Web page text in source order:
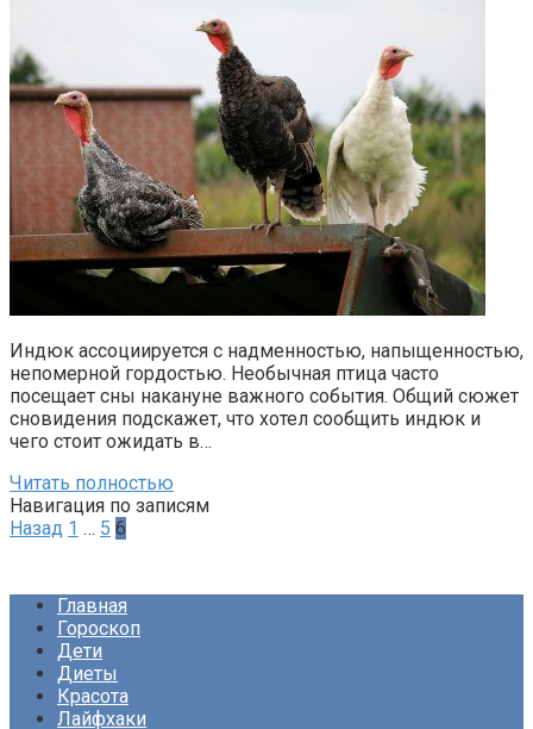
Индюк ассоциируется с надменностью, напыщенностью,
непомерной гордостью. Необычная птица часто
посещает сны накануне важного события. Общий сюжет
сновидения подскажет, что хотел сообщить индюк и
чего стоит ожидать в…
Читать полностью
Навигация по записям
Назад 1 … 5 6
Главная
Гороскоп
Дети
Диеты
Красота
Лайфхаки